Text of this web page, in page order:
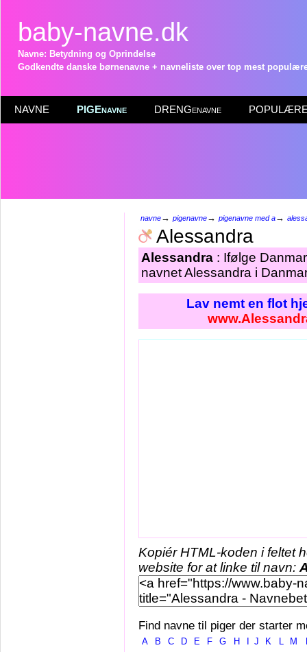
baby-navne.dk
Navne: Betydning og Oprindelse
Godkendte danske børnenavne + navneliste over top mest
NAVNE PIGEnavne DRENGenavne POPULÆRE
navne→ pigenavne→ pigenavne med a→
Alessandra
Alessandra : Ifølge
navnet Alessandra i
Lav nemt en flot
Kopiér HTML-koden i feltet
website for at linke til navn:
Find navne til piger der starter
A B C D E F G H J K L M